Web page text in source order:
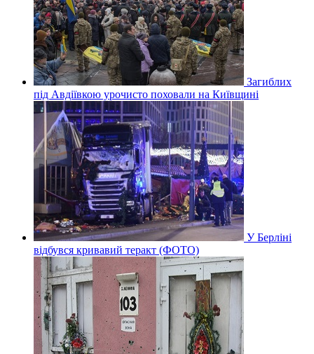
Загиблих
під Авдіївкою урочисто поховали на Київщині
У Берліні
відбувся кривавий теракт (ФОТО)